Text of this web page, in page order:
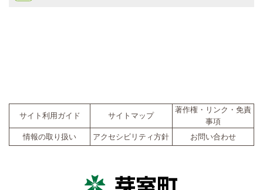
サイト利用ガイド サイトマップ
著作権・リンク・免責
事項
情報の取り扱い
アクセシビリティ方針 お問い合わせ